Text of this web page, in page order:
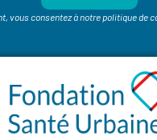
vous consentez à notre politique de